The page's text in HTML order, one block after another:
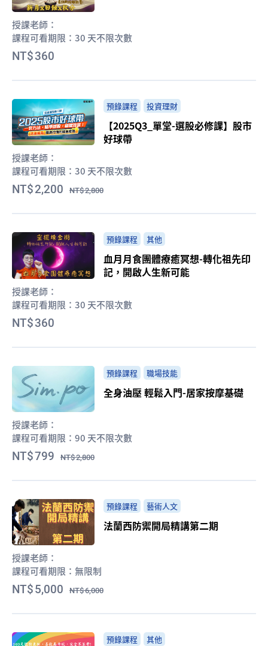
授課老師：
課程可看期限： 30 天不限次數
360
預錄課程 投資理財
【2025Q3_單堂-選股必修課】股市
好球帶
授課老師：
課程可看期限： 30 天不限次數
2,200 2,800
預錄課程 其他
血月月食團體療癒冥想-轉化祖先印
記，開啟人生新可能
授課老師：
課程可看期限： 30 天不限次數
360
預錄課程 職場技能
全身油壓 輕鬆入門-居家按摩基礎
授課老師：
課程可看期限： 90 天不限次數
799 2,800
預錄課程 藝術人文
法蘭西防禦開局精講第二期
授課老師：
課程可看期限： 無限制
5,000 6,000
預錄課程 其他